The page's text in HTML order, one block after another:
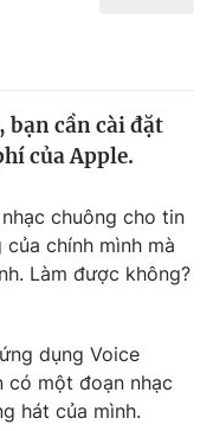
bạn cần cài đặt
của Apple.
chuông cho tin
chính mình mà
Làm được không?
dụng Voice
có một đoạn nhạc
hát của mình.